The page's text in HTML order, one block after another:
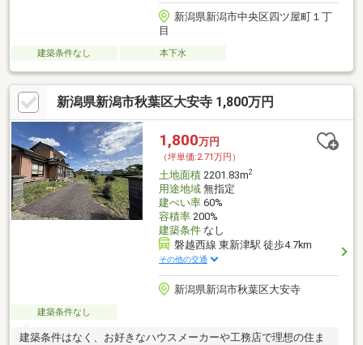
新潟県新潟市中央区四ツ屋町１丁
目
建築条件なし 本下水
新潟県新潟市秋葉区大安寺 1,800万円
1,800万円
（坪単価:2.71万円）
土地面積2201.83m2
用途地域無指定
建ぺい率60%
容積率200%
建築条件なし
磐越西線 東新津駅 徒歩4.7km
その他の交通
新潟県新潟市秋葉区大安寺
建築条件なし
建築条件はなく、お好きなハウスメーカーや工務店で理想の住ま